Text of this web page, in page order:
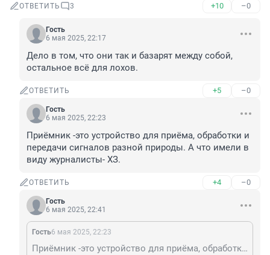
ОТВЕТИТЬ 3 +10 –0
Гость
6 мая 2025, 22:17
Дело в том, что они так и базарят между собой,
остальное всё для лохов.
ОТВЕТИТЬ +5 –0
Гость
6 мая 2025, 22:23
Приёмник -это устройство для приёма, обработки и
передачи сигналов разной природы. А что имели в
виду журналисты- ХЗ.
ОТВЕТИТЬ +4 –0
Гость
6 мая 2025, 22:41
Гость6 мая 2025, 22:23
Приёмник -это устройство для приёма, обработки и передачи сигналов разной природы. А что имели в виду журналисты- ХЗ.